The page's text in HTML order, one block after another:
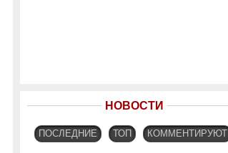
НОВОСТИ
ПОСЛЕДНИЕ ТОП КОММЕНТИРУЮТ